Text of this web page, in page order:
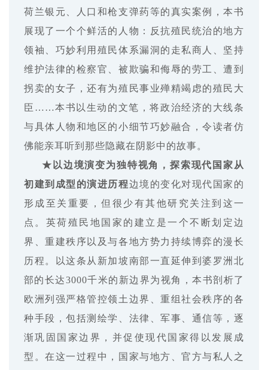
荷兰银元、人口和枪支弹药等的真实案例，本书
展现了一个个鲜活的人物：反抗殖民统治的地方
领袖、巧妙利用殖民体系漏洞的走私商人、坚持
维护法律的检察官、被欺骗和侮辱的劳工、遭到
拐卖的女子，还有为殖民事业殚精竭虑的殖民大
臣……本书以生动的文笔，将政治经济的大线条
与具体人物和地区的小细节巧妙融合，令读者仿
佛能亲耳听到那些隐藏在阴影中的故事。
★以边境演变为独特视角，探索现代国家从
初建到成型的演进历程边境的变化对现代国家的
形成至关重要，但很少有其他研究关注到这一
点。英荷殖民地国家的建立是一个不断划定边
界、重建秩序以及与各地方势力持续博弈的漫长
历程。以这条从新加坡南部一直延伸到婆罗洲北
部的长达3000千米的新边界为视角，本书剖析了
欧洲列强严格管控领土边界、重组社会秩序的各
种手段，包括测绘学、法律、军事、通信等，逐
渐巩固国家边界，并促使现代国家得以发展成
型。在这一过程中，国家与地方、官方与私人之